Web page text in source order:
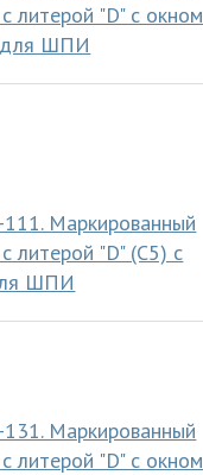
литерой "D" с окном
для ШПИ
Маркированный
литерой "D" (C5) с
ШПИ
Маркированный
литерой "D" с окном